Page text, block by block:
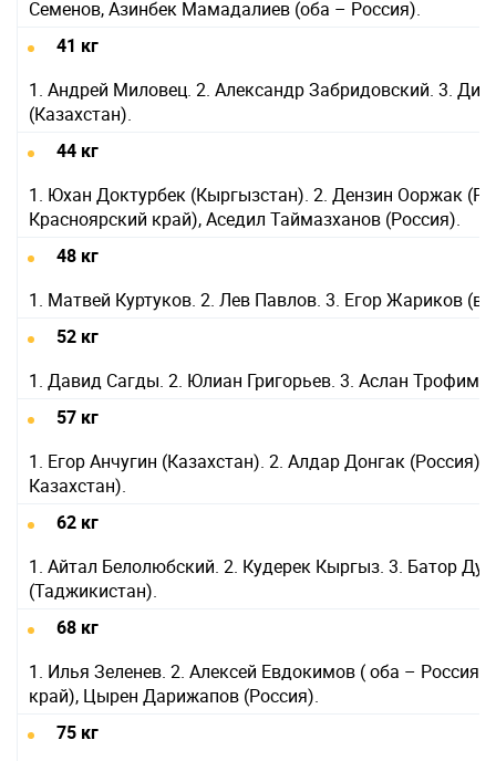
Семенов, Азинбек Мамадалиев (оба – Россия).
41 кг
1. Андрей Миловец. 2. Александр Забридовский. 3.
(Казахстан).
44 кг
1. Юхан Доктурбек (Кыргызстан). 2. Дензин Ооржак
Красноярский край), Аседил Таймазханов (Россия).
48 кг
1. Матвей Куртуков. 2. Лев Павлов. 3. Егор Жариков
52 кг
1. Давид Сагды. 2. Юлиан Григорьев. 3. Аслан
57 кг
1. Егор Анчугин (Казахстан). 2. Алдар Донгак
Казахстан).
62 кг
1. Айтал Белолюбский. 2. Кудерек Кыргыз. 3. Батор
(Таджикистан).
68 кг
1. Илья Зеленев. 2. Алексей Евдокимов ( оба – Россия).
край), Цырен Дарижапов (Россия).
75 кг